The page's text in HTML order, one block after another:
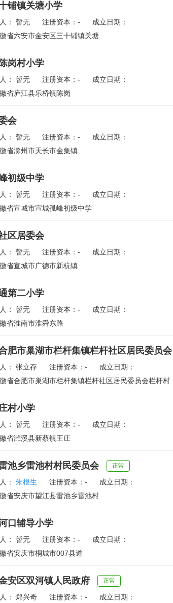
铺镇关塘小学
：暂无 注册资本：-
成立日期：
省六安市金安区三十铺镇关塘
岗村小学
：暂无 注册资本：-
成立日期：
省庐江县乐桥镇陈岗
会
：暂无 注册资本：-
成立日期：
省滁州市天长市金集镇
初级中学
：暂无 注册资本：-
成立日期：
省宣城市宣城孤峰初级中学
区居委会
：暂无 注册资本：-
成立日期：
省宣城市广德市新杭镇
第二小学
：暂无 注册资本：-
成立日期：
省淮南市淮舜东路
肥市巢湖市栏杆集镇栏杆社区居民委员会
：张立存 注册资本：-
成立日期：
省合肥市巢湖市栏杆集镇栏杆社区居民委员会栏杆村
村小学
：暂无 注册资本：-
成立日期：
省濉溪县新蔡镇王庄
池乡雷池村村民委员会 正常
：朱根生 注册资本：-
成立日期：
省安庆市望江县雷池乡雷池村
口辅导小学
：暂无 注册资本：-
成立日期：
省安庆市桐城市007县道
安区双河镇人民政府 正常
：郑兴奇 注册资本：- 成立日期：